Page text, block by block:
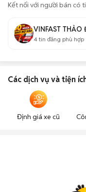
Kết nối với người bán có
VINFAST THẢO
4 tin đăng phù hợp
Các dịch vụ và tiện
Định giá xe cũ